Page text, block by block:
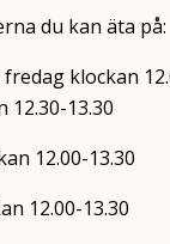
du kan äta på:
klockan
12.30-13.30
12.00-13.30
12.00-13.30